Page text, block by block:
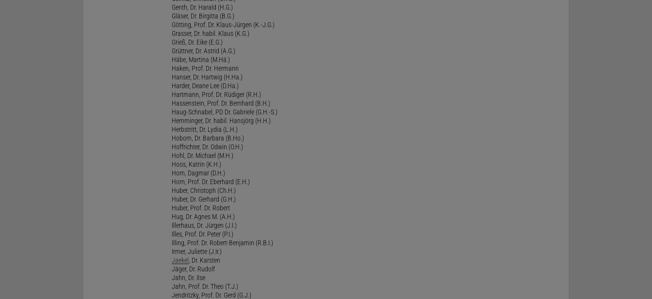
Genth, Dr. Harald (H.G.)
Gläser, Dr. Birgitta (B.G.)
Götting, Prof. Dr. Klaus-Jürgen (K.-J.G.)
Grasser, Dr. habil. Klaus (K.G.)
Grieß, Dr. Eike (E.G.)
Grüttner, Dr. Astrid (A.G.)
Häbe, Martina (M.Hä.)
Haken, Prof. Dr. Hermann
Hanser, Dr. Hartwig (H.Ha.)
Harder, Deane Lee (D.Ha.)
Hartmann, Prof. Dr. Rüdiger (R.H.)
Hassenstein, Prof. Dr. Bernhard (B.H.)
Haug-Schnabel, PD Dr. Gabriele (G.H.-S.)
Hemminger, Dr. habil. Hansjörg (H.H.)
Herbstritt, Dr. Lydia (L.H.)
Hobom, Dr. Barbara (B.Ho.)
Hoffrichter, Dr. Odwin (O.H.)
Hohl, Dr. Michael (M.H.)
Hoos, Katrin (K.H.)
Horn, Dagmar (D.H.)
Horn, Prof. Dr. Eberhard (E.H.)
Huber, Christoph (Ch.H.)
Huber, Dr. Gerhard (G.H.)
Huber, Prof. Dr. Robert
Hug, Dr. Agnes M. (A.H.)
Illerhaus, Dr. Jürgen (J.I.)
Illes, Prof. Dr. Peter (P.I.)
Illing, Prof. Dr. Robert-Benjamin (R.B.I.)
Irmer, Juliette (J.Ir.)
Jaekel , Dr. Karsten
Jäger, Dr. Rudolf
Jahn, Dr. Ilse
Jahn, Prof. Dr. Theo (T.J.)
Jendritzky, Prof. Dr. Gerd (G.J.)